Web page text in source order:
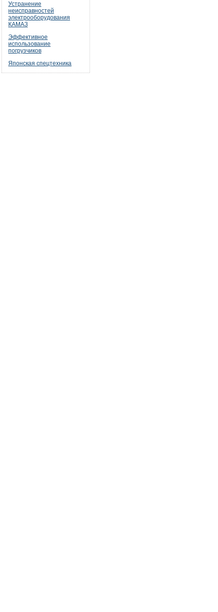
Устранение
неисправностей
электрооборудования
КАМАЗ
Эффективное
использование
погрузчиков
Японская спецтехника